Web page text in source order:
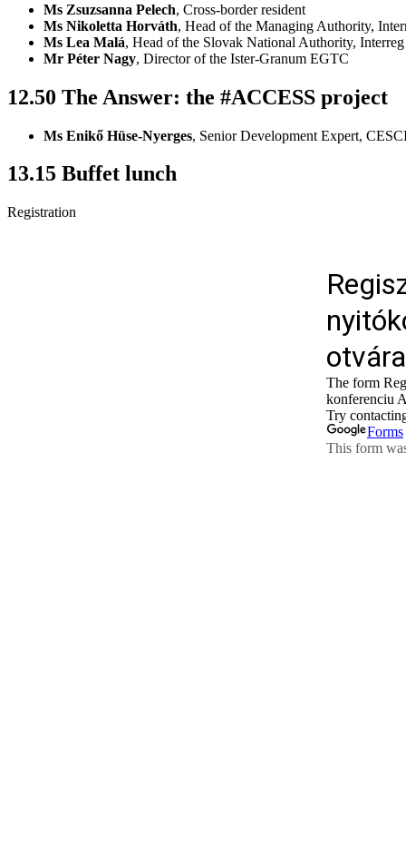
Ms Zsuzsanna Pelech, Cross-border resident
Ms Nikoletta Horváth, Head of the Managing Authority,
Ms Lea Malá, Head of the Slovak National Authority,
Mr Péter Nagy, Director of the Ister-Granum EGTC
12.50 The Answer: the #ACCESS project
Ms Enikő Hüse-Nyerges, Senior Development Expert,
13.15 Buffet lunch
Registration